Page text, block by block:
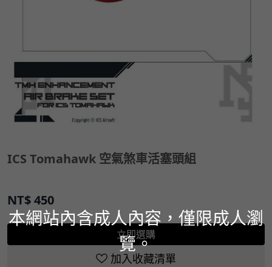
ICS Tomahawk 空氣煞車活塞頭組
NT$450
立即選購
加入收藏清單
本網站內含成人內容，僅限成人瀏
覽。